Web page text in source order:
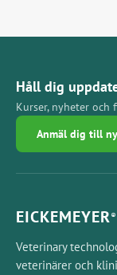
Håll dig
Kurser, nyheter
Anmäl dig till
EICKEMEYER®
Veterinary
veterinärer och